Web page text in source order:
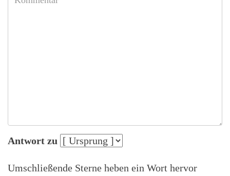
Antwort zu
Umschließende Sterne heben ein Wort hervor